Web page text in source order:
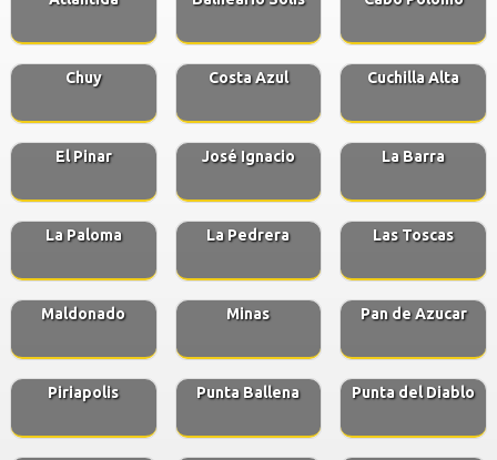
Chuy Costa Azul Cuchilla Alta
El Pinar José Ignacio La Barra
La Paloma La Pedrera Las Toscas
Maldonado Minas Pan de Azucar
Piriapolis Punta Ballena Punta del Diablo